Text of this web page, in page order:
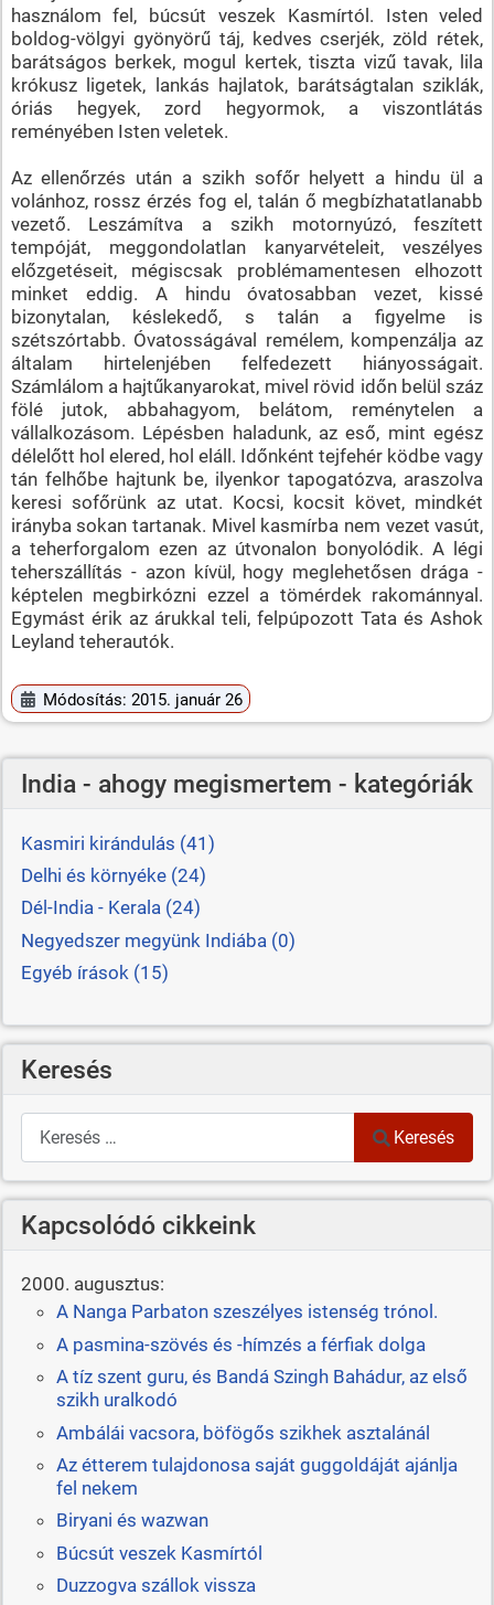
használom fel, búcsút veszek Kasmírtól. Isten veled
boldog-völgyi gyönyörű táj, kedves cserjék, zöld rétek,
barátságos berkek, mogul kertek, tiszta vizű tavak, lila
krókusz ligetek, lankás hajlatok, barátságtalan sziklák,
óriás hegyek, zord hegyormok, a viszontlátás
reményében Isten veletek.
Az ellenőrzés után a szikh sofőr helyett a hindu ül a
volánhoz, rossz érzés fog el, talán ő megbízhatatlanabb
vezető. Leszámítva a szikh motornyúzó, feszített
tempóját, meggondolatlan kanyarvételeit, veszélyes
előzgetéseit, mégiscsak problémamentesen elhozott
minket eddig. A hindu óvatosabban vezet, kissé
bizonytalan, késlekedő, s talán a figyelme is
szétszórtabb. Óvatosságával remélem, kompenzálja az
általam hirtelenjében felfedezett hiányosságait.
Számlálom a hajtűkanyarokat, mivel rövid időn belül száz
fölé jutok, abbahagyom, belátom, reménytelen a
vállalkozásom. Lépésben haladunk, az eső, mint egész
délelőtt hol elered, hol eláll. Időnként tejfehér ködbe vagy
tán felhőbe hajtunk be, ilyenkor tapogatózva, araszolva
keresi sofőrünk az utat. Kocsi, kocsit követ, mindkét
irányba sokan tartanak. Mivel kasmírba nem vezet vasút,
a teherforgalom ezen az útvonalon bonyolódik. A légi
teherszállítás - azon kívül, hogy meglehetősen drága -
képtelen megbirkózni ezzel a tömérdek rakománnyal.
Egymást érik az árukkal teli, felpúpozott Tata és Ashok
Leyland teherautók.
Módosítás: 2015. január 26
India - ahogy megismertem - kategóriák
Kasmiri kirándulás (41)
Delhi és környéke (24)
Dél-India - Kerala (24)
Negyedszer megyünk Indiába (0)
Egyéb írások (15)
Keresés
Keresés
Keresés
Kapcsolódó cikkeink
2000. augusztus:
A Nanga Parbaton szeszélyes istenség trónol.
A pasmina-szövés és -hímzés a férfiak dolga
A tíz szent guru, és Bandá Szingh Bahádur, az első
szikh uralkodó
Ambálái vacsora, böfögős szikhek asztalánál
Az étterem tulajdonosa saját guggoldáját ajánlja
fel nekem
Biryani és wazwan
Búcsút veszek Kasmírtól
Duzzogva szállok vissza